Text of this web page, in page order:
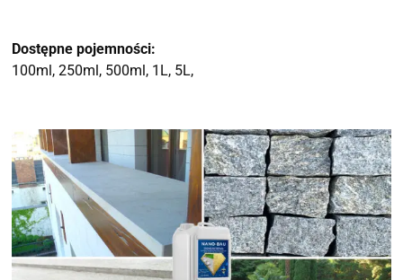
Dostępne pojemności:
100ml, 250ml, 500ml, 1L, 5L,